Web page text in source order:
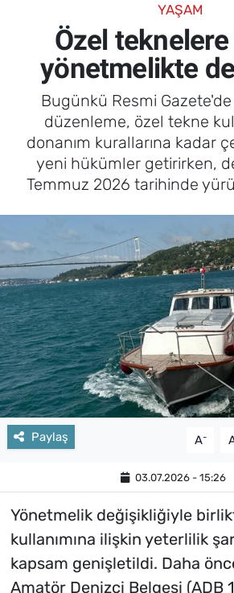
YAŞAM
Özel
yönetmelikte
Bugünkü Resmi
düzenleme, özel tekne
donanım kurallarına kadar
yeni hükümler getirirken,
Temmuz 2026 tarihinde
Paylaş A-
03.07.2026 - 15:26
Yönetmelik değişikliğiyle
kullanımına ilişkin yeterlilik
kapsam genişletildi. Daha
Amatör Denizci Belgesi (ADB